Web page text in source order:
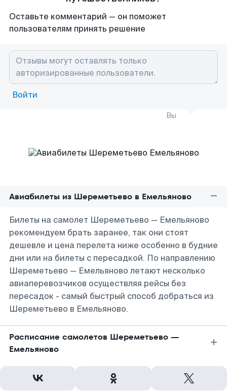
Оставьте комментарий — он поможет
пользователям принять решение
Войти
Вы
Авиабилеты из Шереметьево в Емельяново
Билеты на самолет Шереметьево — Емельяново
рекомендуем брать заранее, так они стоят
дешевле и цена перелета ниже особенно в будние
дни или на билеты с пересадкой. По направлению
Шереметьево — Емельяново летают несколько
авиаперевозчиков осуществляя рейсы без
пересадок - самый быстрый способ добраться из
Шереметьево в Емельяново.
Расписание самолетов Шереметьево —
Емельяново